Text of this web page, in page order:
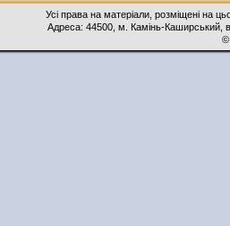
Усі права на матеріали, розміщені на
Адреса: 44500, м. Камінь-Каширський,
©